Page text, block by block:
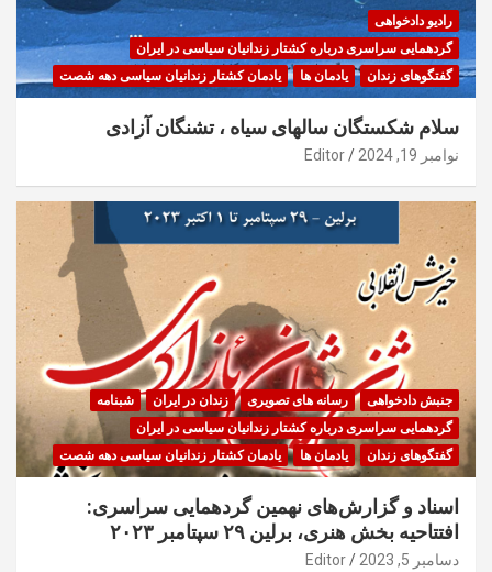
رادیو دادخواهی
گردهمایی سراسری درباره کشتار زندانیان سیاسی در ایران
گفتگوهای زندان
یادمان ها یادمان کشتار زندانیان سیاسی دهه شصت
سلام شکستگان سالهای سیاه ، تشنگان آزادی
نوامبر 19, 2024 Editor
جنبش دادخواهی رسانه های تصویری زندان در ایران
شبنامه
گردهمایی سراسری درباره کشتار زندانیان سیاسی در ایران
گفتگوهای زندان
یادمان ها یادمان کشتار زندانیان سیاسی دهه شصت
اسناد و گزارش‌های نهمین گردهمایی سراسری:
افتتاحیه بخش هنری، برلین ۲۹ سپتامبر ۲۰۲۳
دسامبر 5, 2023 Editor